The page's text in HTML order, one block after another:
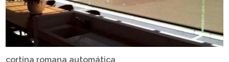
cortina romana automática